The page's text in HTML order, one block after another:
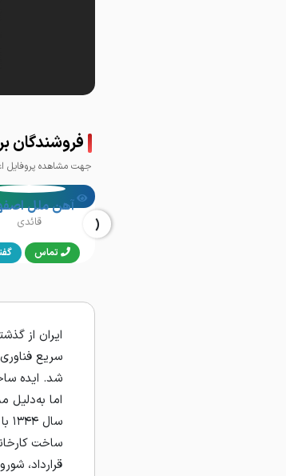
فروشندگان
جهت مشاهده پروفایل
آهن ملل
قائدی
تماس
‹
ایران از
سریع
شد. ایده
اما
ساخت
قرارداد،